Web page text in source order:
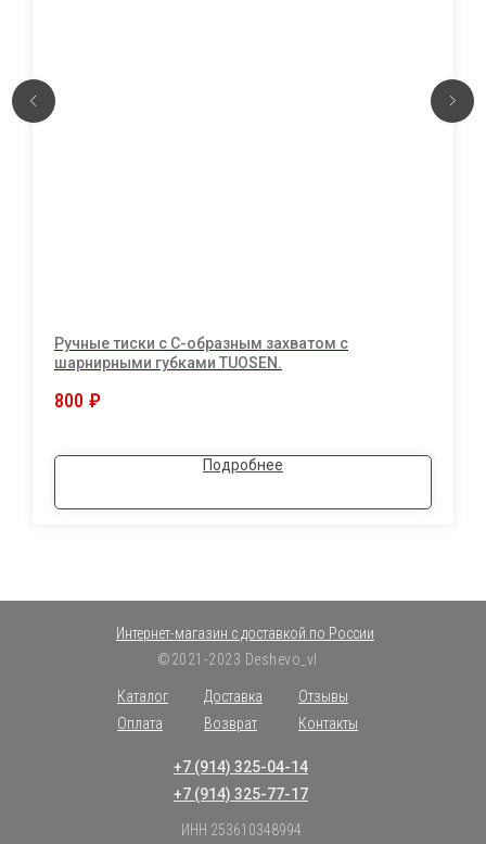
Ручные тиски с С-образным захватом с
шарнирными губками TUOSEN.
800 ₽
Подробнее
©2021-2023 Deshevo_vl
Каталог
Интернет-магазин с доставкой по России
Возврат
Отзывы
Оплата
Контакты
Доставка
ИНН 253610348994
+7 (914) 325-04-14
+7 (914) 325-77-17